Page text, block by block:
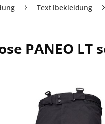
Textilbekleidung
PANEO LT